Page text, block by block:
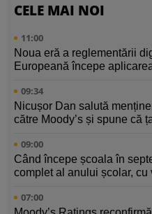
CELE MAI NOI
11:00
Noua eră a reglementării
Europeană începe
09:34
Nicușor Dan salută
către Moody’s și spune că
09:00
Când începe școala în
complet al anului școlar, cu
07:00